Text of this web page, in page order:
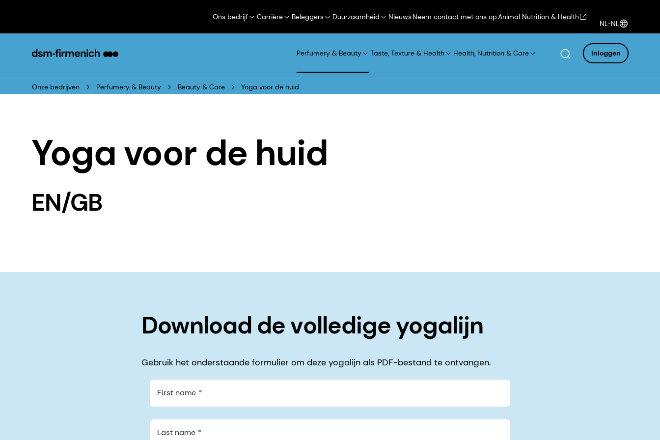
Ons bedrijf Carrière Beleggers Duurzaamheid NieuwsNeem contact met ons opAnimal Nutrition & Health
NL-NL
Perfumery & Beauty Taste, Texture & Health Health, Nutrition & Care Inloggen
Onze bedrijven Perfumery & Beauty Beauty & Care Yoga voor de huid
Yoga voor de huid
EN/GB
Download de volledige yogalijn
Gebruik het onderstaande formulier om deze yogalijn als PDF-bestand te ontvangen.
First name
Last name